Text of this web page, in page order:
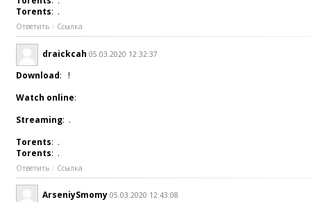
Torents: .
Ответить Ссылка
draickcah 05.03.2020 12:32:37
Download: !
Watch online:
Streaming: .
Torents: .
Torents: .
Ответить Ссылка
ArseniySmomy 05.03.2020 12:43:08